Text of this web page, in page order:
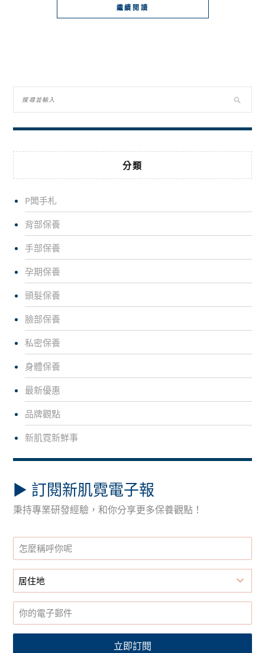
繼續閱讀
分類
P闆手札
背部保養
手部保養
孕期保養
頭髮保養
臉部保養
私密保養
身體保養
最新優惠
品牌觀點
新肌霓新鮮事
▶︎ 訂閱新肌霓電子報
秉持專業研發經驗，和你分享更多保養觀點！
居住地
立即訂閱